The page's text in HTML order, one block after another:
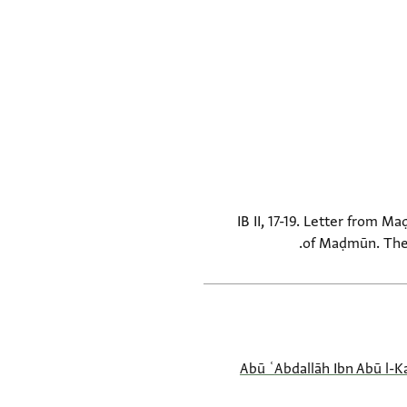
IB II, 17-19. Letter from
of Maḍmūn.
Abū ʿAbdallāh Ibn Abū l-